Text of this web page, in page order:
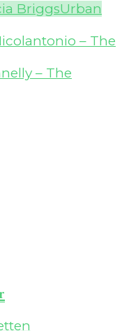
BriggsUrban
– The
– The